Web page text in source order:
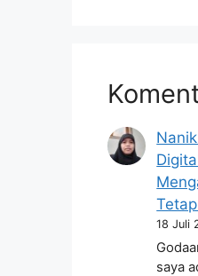
18 Juli
saya